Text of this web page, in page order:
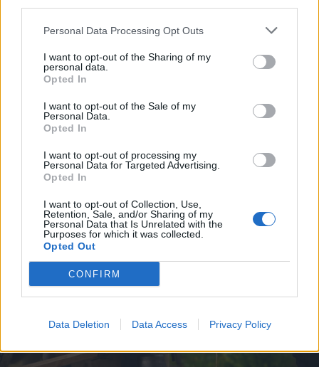
Personal Data Processing Opt Outs
I want to opt-out of the Sharing of my
personal data.
Opted In
I want to opt-out of the Sale of my
Personal Data.
Opted In
I want to opt-out of processing my
Personal Data for Targeted Advertising.
Opted In
I want to opt-out of Collection, Use,
Retention, Sale, and/or Sharing of my
Personal Data that Is Unrelated with the
Purposes for which it was collected.
Opted Out
CONFIRM
Data Deletion Data Access Privacy Policy
2026. augusztus 09., vasárnap
Fejszékkel támadtak a mentősökre
egy TikTokon terjedő álhír miatt –
videóval